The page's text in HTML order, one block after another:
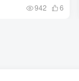
942 6